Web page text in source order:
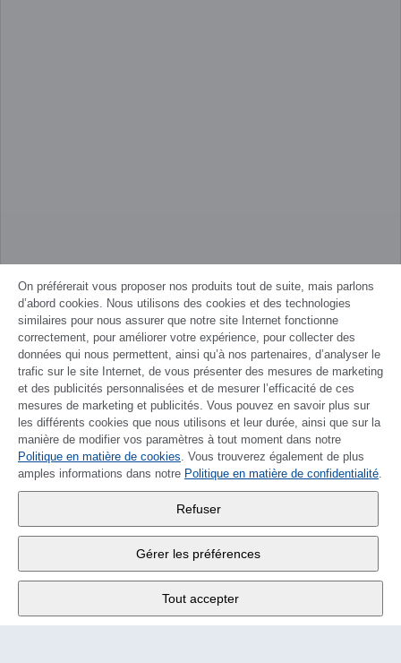
DEUTSCH
Fabrikstrasse 10, 3176 Neuenegg
Lu - Ve 9:00 - 12:00 h
Tél. +4131 377 21 11
On préférerait vous proposer nos produits tout de suite, mais parlons
d’abord cookies. Nous utilisons des cookies et des technologies
similaires pour nous assurer que notre site Internet fonctionne
correctement, pour améliorer votre expérience, pour collecter des
données qui nous permettent, ainsi qu’à nos partenaires, d’analyser le
trafic sur le site Internet, de vous présenter des mesures de marketing
et des publicités personnalisées et de mesurer l’efficacité de ces
mesures de marketing et publicités. Vous pouvez en savoir plus sur
les différents cookies que nous utilisons et leur durée, ainsi que sur la
manière de modifier vos paramètres à tout moment dans notre
Politique en matière de cookies. Vous trouverez également de plus
amples informations dans notre Politique en matière de confidentialité.
Refuser
Gérer les préférences
Tout accepter